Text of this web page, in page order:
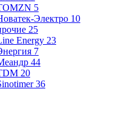
5
Электро 10
25
Energy 23
7
44
20
36